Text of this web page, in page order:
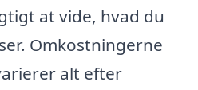
at vide, hvad du
Omkostningerne
alt efter